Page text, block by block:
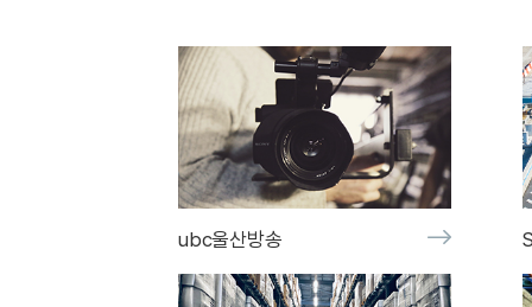
ubc울산방송